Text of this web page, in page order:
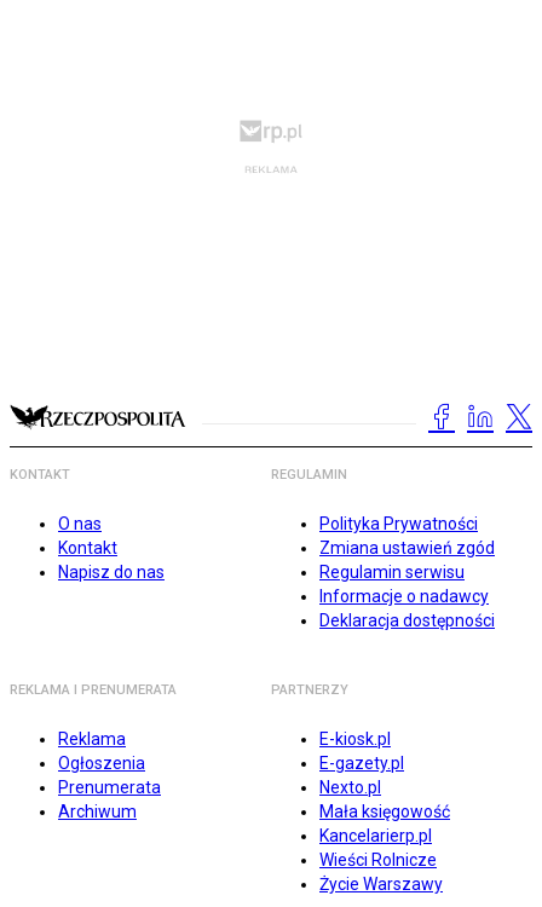
KONTAKT
O nas
Kontakt
Napisz do nas
REGULAMIN
Polityka Prywatności
Zmiana ustawień zgód
Regulamin serwisu
Informacje o nadawcy
Deklaracja dostępności
REKLAMA I PRENUMERATA
Reklama
Ogłoszenia
Prenumerata
Archiwum
PARTNERZY
E-kiosk.pl
E-gazety.pl
Nexto.pl
Mała księgowość
Kancelarierp.pl
Wieści Rolnicze
Życie Warszawy